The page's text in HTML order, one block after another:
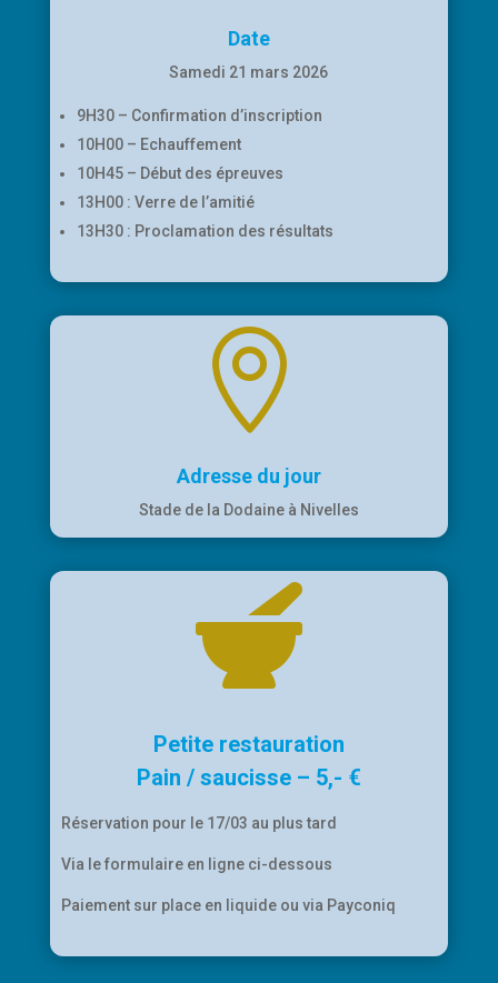
Date
Samedi 21 mars 2026
9H30 – Confirmation d’inscription
10H00 – Echauffement
10H45 – Début des épreuves
13H00 : Verre de l’amitié
13H30 : Proclamation des résultats

Adresse du jour
Stade de la Dodaine à Nivelles

Petite restauration
Pain / saucisse – 5,- €
Réservation pour le 17/03 au plus tard
Via le formulaire en ligne ci-dessous
Paiement sur place en liquide ou via Payconiq